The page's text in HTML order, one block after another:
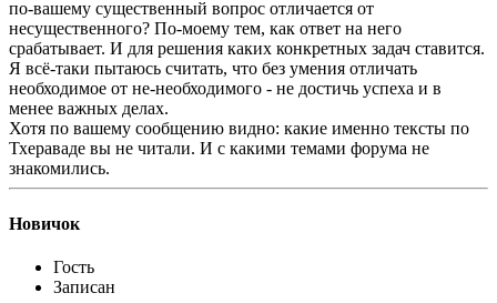
по-вашему существенный вопрос отличается от
несущественного? По-моему тем, как ответ на него
срабатывает. И для решения каких конкретных задач ставится.
Я всё-таки пытаюсь считать, что без умения отличать
необходимое от не-необходимого - не достичь успеха и в
менее важных делах.
Хотя по вашему сообщению видно: какие именно тексты по
Тхераваде вы не читали. И с какими темами форума не
знакомились.
Новичок
Гость
Записан